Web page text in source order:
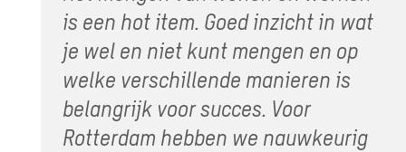
is een hot item. Goed inzicht in wat
je wel en niet kunt mengen en op
welke verschillende manieren is
belangrijk voor succes. Voor
Rotterdam hebben we nauwkeurig